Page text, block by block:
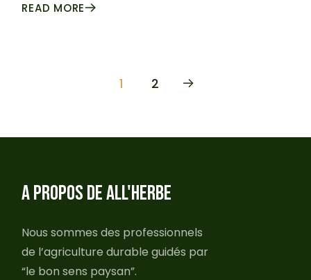
READ MORE
PAGINATION
DES
1 2
A PROPOS DE ALL'HERBE
Nous sommes des professionnels
de l’agriculture durable guidés par
“le bon sens paysan”.